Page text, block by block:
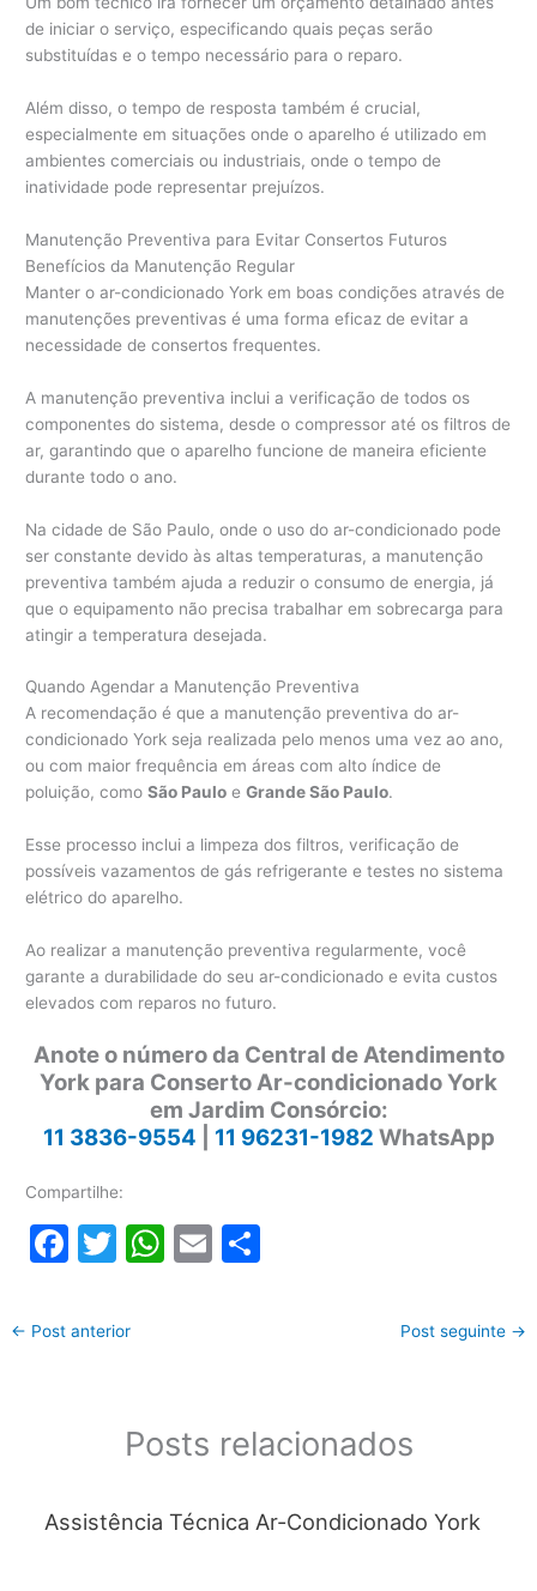
de iniciar o serviço, especificando quais peças serão
substituídas e o tempo necessário para o reparo.
Além disso, o tempo de resposta também é crucial,
especialmente em situações onde o aparelho é utilizado em
ambientes comerciais ou industriais, onde o tempo de
inatividade pode representar prejuízos.
Manutenção Preventiva para Evitar Consertos Futuros
Benefícios da Manutenção Regular
Manter o ar-condicionado York em boas condições através de
manutenções preventivas é uma forma eficaz de evitar a
necessidade de consertos frequentes.
A manutenção preventiva inclui a verificação de todos os
componentes do sistema, desde o compressor até os filtros de
ar, garantindo que o aparelho funcione de maneira eficiente
durante todo o ano.
Na cidade de São Paulo, onde o uso do ar-condicionado pode
ser constante devido às altas temperaturas, a manutenção
preventiva também ajuda a reduzir o consumo de energia, já
que o equipamento não precisa trabalhar em sobrecarga para
atingir a temperatura desejada.
Quando Agendar a Manutenção Preventiva
A recomendação é que a manutenção preventiva do ar-
condicionado York seja realizada pelo menos uma vez ao ano,
ou com maior frequência em áreas com alto índice de
poluição, comoSão Paulo eGrande São Paulo.
Esse processo inclui a limpeza dos filtros, verificação de
possíveis vazamentos de gás refrigerante e testes no sistema
elétrico do aparelho.
Ao realizar a manutenção preventiva regularmente, você
garante a durabilidade do seu ar-condicionado e evita custos
elevados com reparos no futuro.
Anote o número da Central de Atendimento
York para Conserto Ar-condicionado York
em Jardim Consórcio:
11 3836-9554
11 96231-1982 WhatsApp
Compartilhe:
F
c
k
T
itt
W
p
p
E
← Post anterior Post seguinte →
Posts relacionados
Assistência Técnica Ar-Condicionado York